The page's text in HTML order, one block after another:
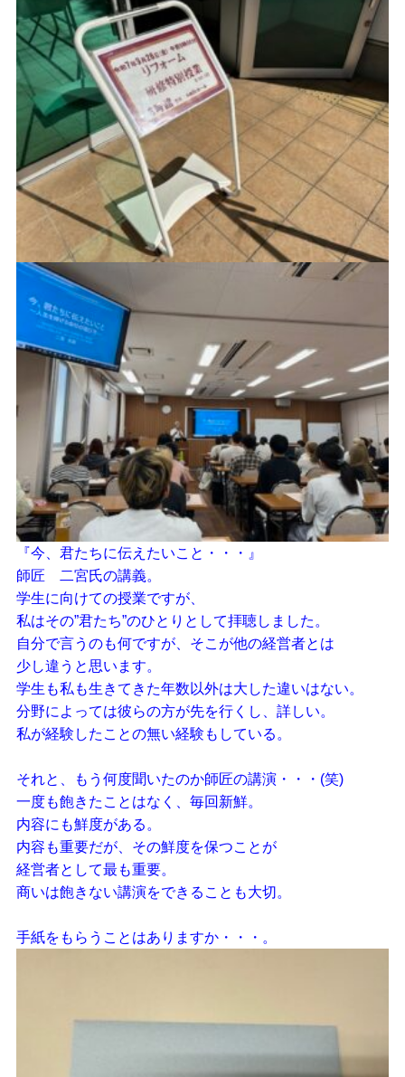
『今、君たちに伝えたいこと・・・』
師匠 二宮氏の講義。
学生に向けての授業ですが、
私はその”君たち”のひとりとして拝聴しました。
自分で言うのも何ですが、そこが他の経営者とは
少し違うと思います。
学生も私も生きてきた年数以外は大した違いはない。
分野によっては彼らの方が先を行くし、詳しい。
私が経験したことの無い経験もしている。
それと、もう何度聞いたのか師匠の講演・・・(笑)
一度も飽きたことはなく、毎回新鮮。
内容にも鮮度がある。
内容も重要だが、その鮮度を保つことが
経営者として最も重要。
商いは飽きない講演をできることも大切。
手紙をもらうことはありますか・・・。